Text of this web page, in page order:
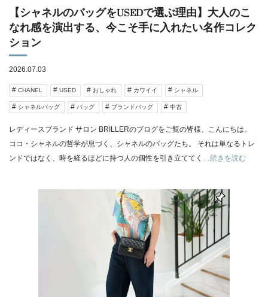
【シャネルのバッグをUSEDで選ぶ理由】大人のこ
なれ感を演出する、今こそ手に入れたい名作コレク
ション
2026.07.03
CHANEL USED おしゃれ カワイイ シャネル
シャネルバッグ バッグ ブランドバッグ 中古
レディースブランド サロン BRILLERのブログをご覧の皆様、こんにちは。
ココ・シャネルの哲学が息づく、シャネルのバッグたち。 それは単なるトレ
ンドではなく、時を経るほどに持つ人の個性を引き立ててく
…続きを読む